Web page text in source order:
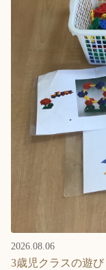
投資家
2026.08.06
3歳児クラスの遊び